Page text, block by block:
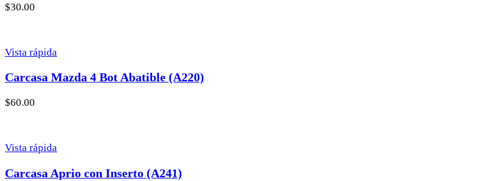
$30.00
Vista rápida
Carcasa Mazda 4 Bot Abatible (A220)
$60.00
Vista rápida
Carcasa Aprio con Inserto (A241)